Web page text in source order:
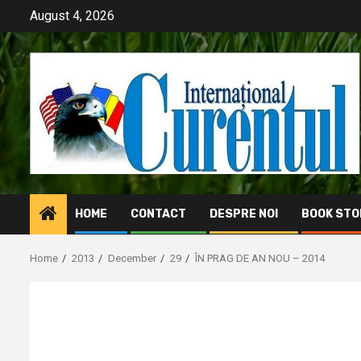
content
August 4, 2026
HOME CONTACT DESPRE NOI BOOK
Home 2013 December 29 ÎN PRAG DE AN NOU – 2014